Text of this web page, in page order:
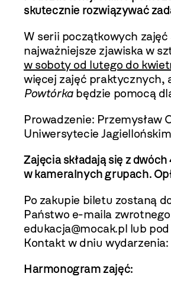
skutecznie rozwiązywać
W serii początkowych
najważniejsze zjawiska w
w soboty od lutego do
więcej zajęć praktycznych,
Powtórkabędzie pomocą
Prowadzenie:
Uniwersytecie
Zajęcia składają się z
w kameralnych grupach.
Po zakupie biletu zostaną
Państwo e-maila
edukacja@mocak.pl lub
Kontakt w dniu wydarzenia:
Harmonogram zajęć: